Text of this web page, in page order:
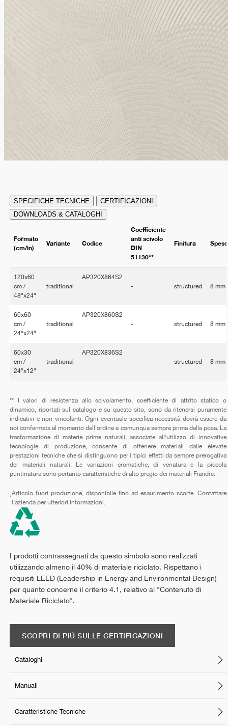
SPECIFICHE TECNICHE
CERTIFICAZIONI
DOWNLOADS & CATALOGHI
Formato
(cm/in)
Variante Codice
Coefficiente
anti scivolo
DIN
51130**
Finitura
120x60
cm /
48"x24"
traditional
AP320X864S2
-
structured 8 mm
60x60
cm /
24"x24"
traditional
AP320X860S2
-
structured 8 mm
60x30
cm /
24"x12"
traditional
AP320X836S2
-
structured 8 mm
** I valori di resistenza allo scivolamento, coefficiente di attrito statico o
dinamico, riportati sul catalogo e su questo sito, sono da ritenersi puramente
indicativi e non vincolanti. Ogni eventuale specifica necessità dovrà essere da
noi confermata al momento dell'ordine e comunque sempre prima della posa. La
trasformazione di materie prime naturali, associate all'utilizzo di innovative
tecnologie di produzione, consente di ottenere materiali dalle elevate
prestazioni tecniche che si distinguono per i tipici effetti da sempre prerogativa
dei materiali naturali. Le variazioni cromatiche, di venatura e la piccola
puntinatura sono pertanto caratteristiche di alto pregio dei materiali Fiandre.
*
Articolo fuori produzione, disponibile fino ad esaurimento scorte. Contattare
l'azienda per ulteriori informazioni.
I prodotti contrassegnati da questo simbolo sono realizzati
utilizzando almeno il 40% di materiale riciclato. Rispettano i
requisiti LEED (Leadership in Energy and Environmental Design)
per quanto concerne il criterio 4.1, relativo al "Contenuto di
Materiale Riciclato".
SCOPRI DI PIÙ SULLE CERTIFICAZIONI
Cataloghi
Manuali
Caratteristiche Tecniche